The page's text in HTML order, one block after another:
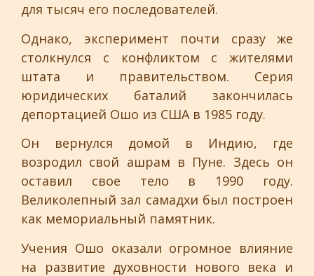
для тысяч его последователей.
Однако, эксперимент почти сразу же
столкнулся с конфликтом с жителями
штата и правительством. Серия
юридических баталий закончилась
депортацией Ошо из США в 1985 году.
Он вернулся домой в Индию, где
возродил свой ашрам в Пуне. Здесь он
оставил свое тело в 1990 году.
Великолепный зал самадхи был построен
как мемориальный памятник.
Учения Ошо оказали огромное влияние
на развитие духовности нового века и